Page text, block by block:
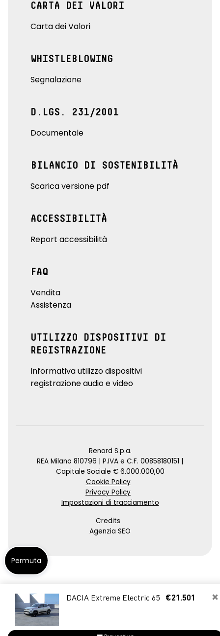
×
DACIA Extreme Electric 65 €21.501
CARTA DEI VALORI
Carta dei Valori
WHISTLEBLOWING
Segnalazione
D.LGS. 231/2001
Documentale
BILANCIO DI SOSTENIBILITÀ
Scarica versione pdf
ACCESSIBILITÀ
Report accessibilità
FAQ
Vendita
Assistenza
UTILIZZO DISPOSITIVI DI
REGISTRAZIONE
Informativa utilizzo dispositivi
registrazione audio e video
Renord S.p.a.
REA Milano 810796 | P.IVA e C.F. 00858180151 |
Capitale Sociale € 6.000.000,00
Cookie Policy
Privacy Policy
Impostazioni di tracciamento
Credits
Agenzia SEO
Permuta